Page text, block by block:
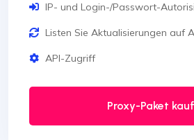
IP- und Login-/Passwort-
Listen Sie Aktualisierungen auf
API-Zugriff
Proxy-Paket